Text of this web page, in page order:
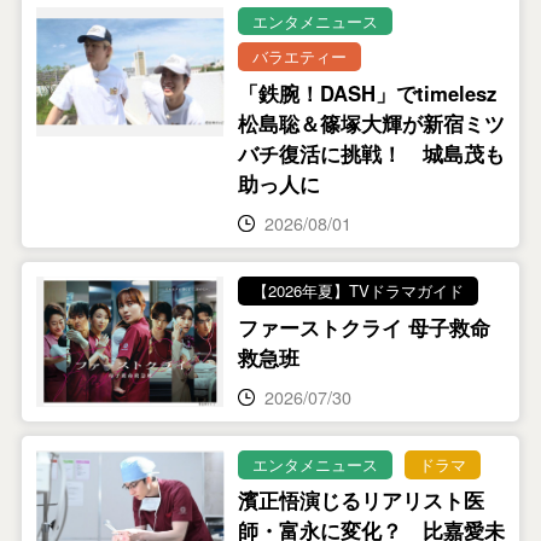
エンタメニュース
バラエティー
「鉄腕！DASH」でtimelesz
松島聡＆篠塚大輝が新宿ミツ
バチ復活に挑戦！ 城島茂も
助っ人に
2026/08/01
【2026年夏】TVドラマガイド
ファーストクライ 母子救命
救急班
2026/07/30
エンタメニュース ドラマ
濱正悟演じるリアリスト医
師・富永に変化？ 比嘉愛未